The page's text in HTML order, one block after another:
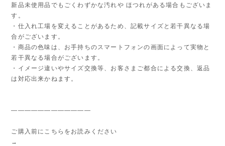
新品未使用品でもごくわずかな汚れや ほつれがある場合もございま
す。
・仕入れ工場を変えることがあるため、記載サイズと若干異なる場
合がございます。
・商品の色味は、お手持ちのスマートフォンの画面によって実物と
若干異なる場合がございます。
・イメージ違いやサイズ交換等、お客さまご都合による交換、返品
は対応出来かねます。
————————————
ご購入前にこちらをお読みください
→